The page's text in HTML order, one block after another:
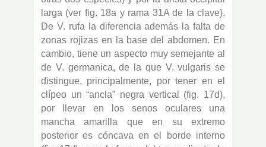
larga (ver fig. 18a y rama 31A de la clave).
De V. rufa la diferencia además la falta de
zonas rojizas en la base del abdomen. En
cambio, tiene un aspecto muy semejante al
de V. germanica, de la que V. vulgaris se
distingue, principalmente, por tener en el
clípeo un “ancla” negra vertical (fig. 17d),
por llevar en los senos oculares una
mancha amarilla que en su extremo
posterior es cóncava en el borde interno